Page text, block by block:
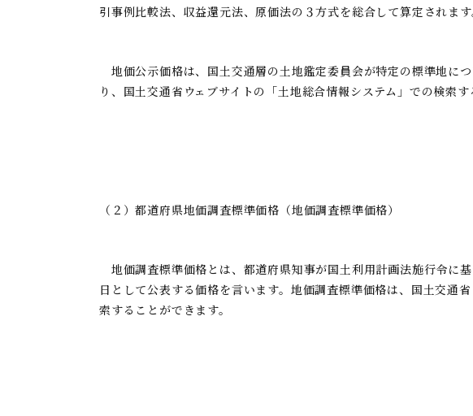
引事例比較法、収益還元法、原価法の３方式を総合して算定されます
地価公示価格は、国土交通層の土地鑑定委員会が特定の標準地に
り、国土交通省ウェブサイトの「土地総合情報システム」での検索す
（２）都道府県地価調査標準価格（地価調査標準価格）
地価調査標準価格とは、都道府県知事が国土利用計画法施行令に
日として公表する価格を言います。地価調査標準価格は、国土交通
索することができます。